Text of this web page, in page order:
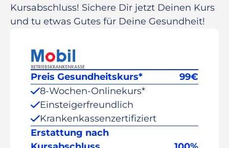
Kursabschluss! Sichere Dir jetzt Deinen Kurs
und tu etwas Gutes für Deine Gesundheit!
Preis Gesundheitskurs* 99€
8-Wochen-Onlinekurs*
Einsteigerfreundlich
Krankenkassenzertifiziert
Erstattung nach